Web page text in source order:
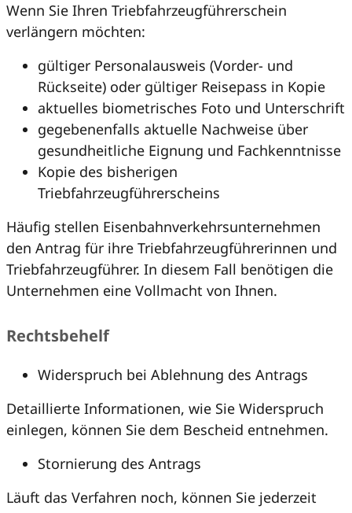
Wenn Sie Ihren Triebfahrzeugführerschein
verlängern möchten:
gültiger Personalausweis (Vorder- und
Rückseite) oder gültiger Reisepass in Kopie
aktuelles biometrisches Foto und Unterschrift
gegebenenfalls aktuelle Nachweise über
gesundheitliche Eignung und Fachkenntnisse
Kopie des bisherigen
Triebfahrzeugführerscheins
Häufig stellen Eisenbahnverkehrsunternehmen
den Antrag für ihre Triebfahrzeugführerinnen und
Triebfahrzeugführer. In diesem Fall benötigen die
Unternehmen eine Vollmacht von Ihnen.
Rechtsbehelf
Widerspruch bei Ablehnung des Antrags
Detaillierte Informationen, wie Sie Widerspruch
einlegen, können Sie dem Bescheid entnehmen.
Stornierung des Antrags
Läuft das Verfahren noch, können Sie jederzeit